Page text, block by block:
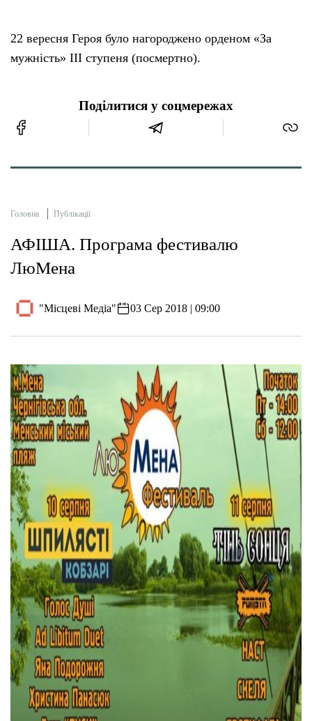
22 вересня Героя було нагороджено орденом «За
мужність» ІІІ ступеня (посмертно).
Поділитися у соцмережах
Головна Публікації
АФІША. Програма фестивалю
ЛюМена
"Місцеві Медіа" 03 Сер 2018 | 09:00